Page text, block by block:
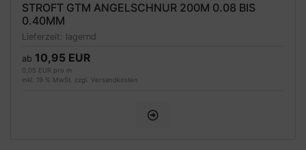
STROFT GTM ANGELSCHNUR 200M 0.08 BIS
0.40MM
Lieferzeit: lagernd
ab 10,95 EUR
0,05 EUR pro m
inkl. 19 % MwSt. zzgl. Versandkosten